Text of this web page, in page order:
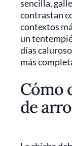
sencilla,
contrastan
contextos
un
días
más
Cómo
de